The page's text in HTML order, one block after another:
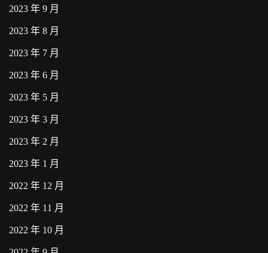
2023 年 9 月
2023 年 8 月
2023 年 7 月
2023 年 6 月
2023 年 5 月
2023 年 3 月
2023 年 2 月
2023 年 1 月
2022 年 12 月
2022 年 11 月
2022 年 10 月